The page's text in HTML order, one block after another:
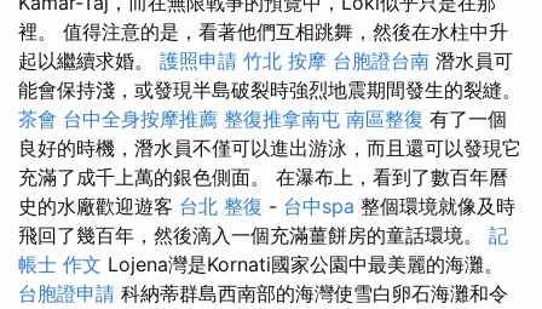
裡。 值得注意的是，看著他們互相跳舞，然後在水柱中升
起以繼續求婚。 護照申請 竹北 按摩 台胞證台南 潛水員可
能會保持淺，或發現半島破裂時強烈地震期間發生的裂縫。
茶會 台中全身按摩推薦 整復推拿南屯 南區整復 有了一個
良好的時機，潛水員不僅可以進出游泳，而且還可以發現它
充滿了成千上萬的銀色側面。 在瀑布上，看到了數百年曆
史的水廠歡迎遊客 台北 整復 - 台中spa 整個環境就像及時
飛回了幾百年，然後滴入一個充滿薑餅房的童話環境。 記
帳士 作文 Lojena灣是Kornati國家公園中最美麗的海灘。
台胞證申請 科納蒂群島西南部的海灣使雪白卵石海灘和令